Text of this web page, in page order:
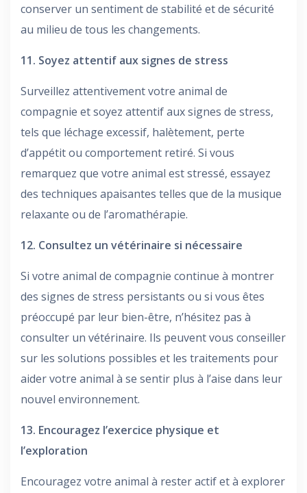
conserver un sentiment de stabilité et de sécurité
au milieu de tous les changements.
11. Soyez attentif aux signes de stress
Surveillez attentivement votre animal de
compagnie et soyez attentif aux signes de stress,
tels que léchage excessif, halètement, perte
d’appétit ou comportement retiré. Si vous
remarquez que votre animal est stressé, essayez
des techniques apaisantes telles que de la musique
relaxante ou de l’aromathérapie.
12. Consultez un vétérinaire si nécessaire
Si votre animal de compagnie continue à montrer
des signes de stress persistants ou si vous êtes
préoccupé par leur bien-être, n’hésitez pas à
consulter un vétérinaire. Ils peuvent vous conseiller
sur les solutions possibles et les traitements pour
aider votre animal à se sentir plus à l’aise dans leur
nouvel environnement.
13. Encouragez l’exercice physique et
l’exploration
Encouragez votre animal à rester actif et à explorer